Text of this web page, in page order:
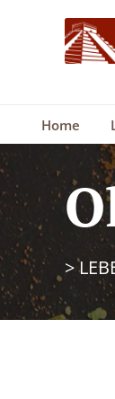
Home
>